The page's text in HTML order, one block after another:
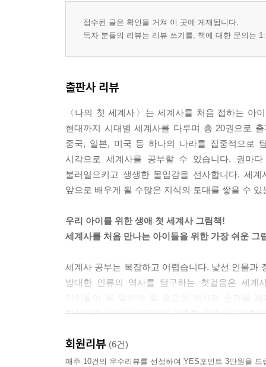
접수된 글은 확인을 거쳐 이 곳에 게재됩니다.
독자 분들의 리뷰는 리뷰 쓰기를, 책에 대한 문의는
출판사 리뷰
〈나의 첫 세계사〉는 세계사를 처음 접하는 아
현대까지 시대별 세계사를 다루며 총 20권으로
중국, 일본, 미국 등 하나의 나라를 집중적으로
시각으로 세계사를 공부할 수 있습니다. 권마
불러일으키고 생생한 몰입감을 선사합니다. 세
앞으로 배우게 될 수많은 지식의 토대를 쌓을 수
우리 아이를 위한 생애 첫 세계사 그림책!
세계사를 처음 만나는 아이들을 위한 가장 쉬운 그
세계사 공부는 복잡하고 어렵습니다. 낯선 인물과
방대한 인류의 역사를 탐구하는 첫걸음은 세계
친절하게, 우리 아이들에게 맞춤한 세계사 그림책
세계사는 우리가 사는 지구에서 일어난 흥미
풀어내면서 아이들의 끝없는 상상력에 물을 주
회원리뷰 (6건)
매주 10건의 우수리뷰를 선정하여 YES포인트 3만원을 드